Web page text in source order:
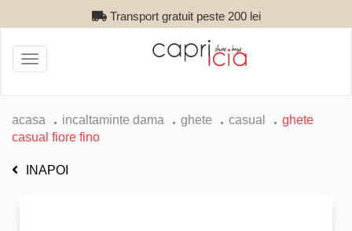
Transport gratuit peste 200 lei
Toggle
navigation
acasa incaltaminte dama ghete casual
ghete
casual fiore fino
INAPOI